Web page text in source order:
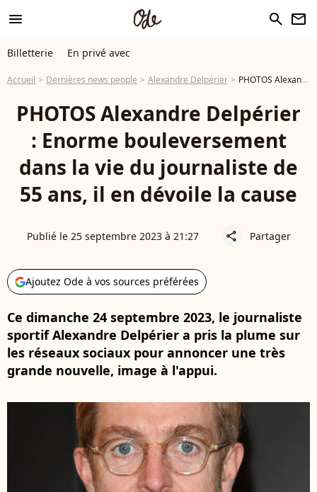
menu search newsletter
Billetterie En privé avec
Accueil Dernières news people Alexandre Delpérier PHOTOS Alexandre Delpérier : Enorme bouleversement dans la vie du journaliste de 55 ans, il en dévoile la cause
PHOTOS Alexandre Delpérier
: Enorme bouleversement
dans la vie du journaliste de
55 ans, il en dévoile la cause
Publié le 25 septembre 2023 à 21:27 share Partager
Ajoutez Ode à vos sources préférées
Ce dimanche 24 septembre 2023, le journaliste
sportif Alexandre Delpérier a pris la plume sur
les réseaux sociaux pour annoncer une très
grande nouvelle, image à l'appui.